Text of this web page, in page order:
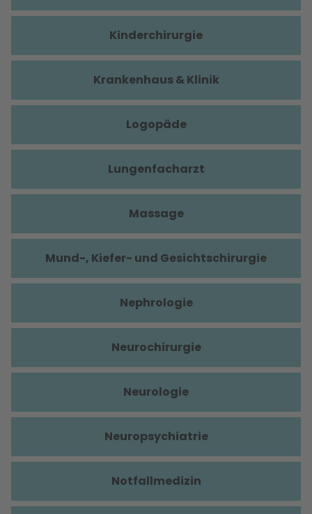
Kinderchirurgie
Krankenhaus & Klinik
Logopäde
Lungenfacharzt
Massage
Mund-, Kiefer- und Gesichtschirurgie
Nephrologie
Neurochirurgie
Neurologie
Neuropsychiatrie
Notfallmedizin